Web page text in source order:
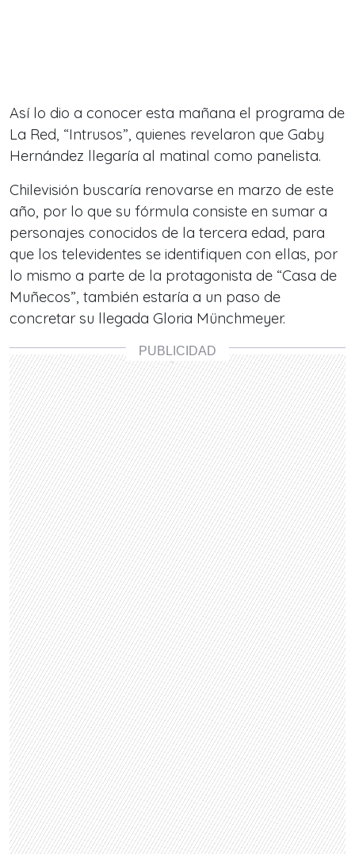
Así lo dio a conocer esta mañana el programa de
La Red, “Intrusos”, quienes revelaron que Gaby
Hernández llegaría al matinal como panelista.
Chilevisión buscaría renovarse en marzo de este
año, por lo que su fórmula consiste en sumar a
personajes conocidos de la tercera edad, para
que los televidentes se identifiquen con ellas, por
lo mismo a parte de la protagonista de “Casa de
Muñecos”, también estaría a un paso de
concretar su llegada Gloria Münchmeyer.